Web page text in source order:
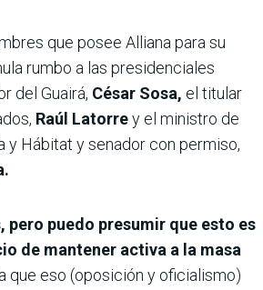
que posee Alliana para su
rumbo a las presidenciales
del Guairá, César Sosa, el titular
Raúl Latorrey el ministro de
y Hábitat y senador con permiso,
pero puedo presumir que esto es
de mantener activa a la masa
que eso (oposición y oficialismo)